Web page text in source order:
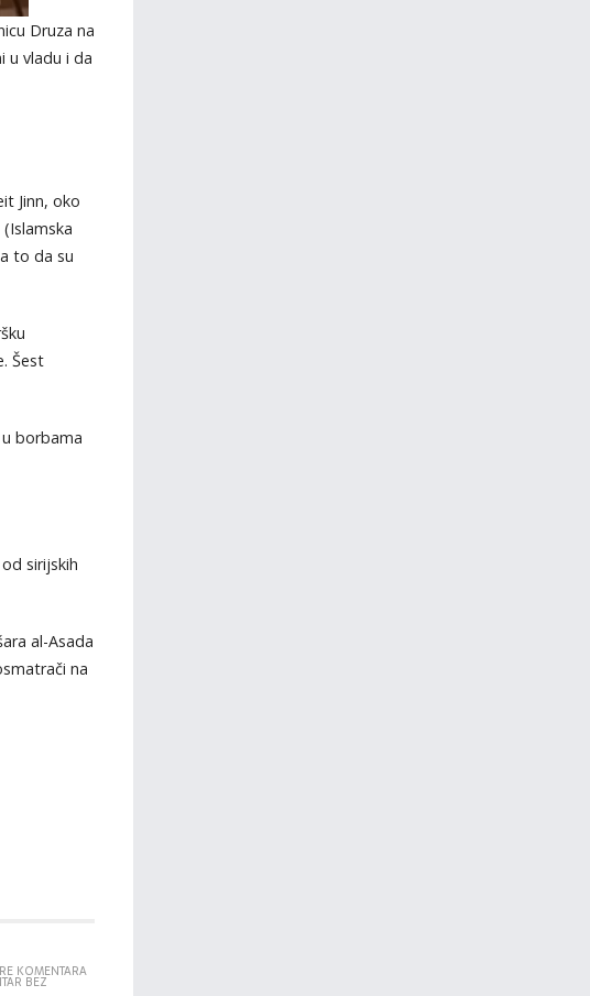
Druza na
u vladu i da
Jinn, oko
to da su
Šest
borbama
sirijskih
al-Asada
na
KOMENTARA
BEZ